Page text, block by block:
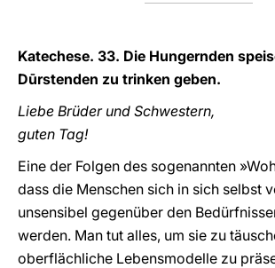
Katechese. 33. Die Hungernden
Dūrstenden zu trinken geben.
Liebe Brüder und Schwestern,
guten Tag!
Eine der Folgen des sogenannten
dass die Menschen sich in sich selbst
unsensibel gegenüber den
werden. Man tut alles, um sie zu
oberflächliche Lebensmodelle zu